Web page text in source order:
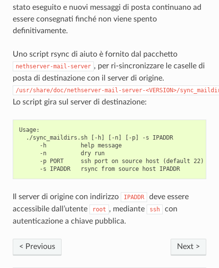
stato eseguito e nuovi messaggi di posta continuano ad
essere consegnati finché non viene spento
definitivamente.
Uno script rsync di aiuto è fornito dal pacchetto
nethserver-mail-server , per ri-sincronizzare le caselle di
posta di destinazione con il server di origine.
/usr/share/doc/nethserver-mail-server-<VERSION>/
Lo script gira sul server di destinazione:
Usage:
  ./sync_maildirs.sh [-h] [-n] [-p] -s IPADDR
      -h          help message
      -n          dry run
      -p PORT     ssh port on source host (default 22)
      -s IPADDR   rsync from source host IPADDR
Il server di origine con indirizzo IPADDR
deve essere
accessibile dall’utente
root , mediante ssh
con
autenticazione a chiave pubblica.
Next >
< Previous